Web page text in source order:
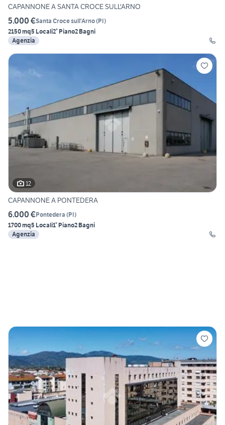
CAPANNONE A SANTA CROCE SULL'ARNO
5.000 €Santa Croce sull'Arno(PI)
2150 mq5 Locali2° Piano2 Bagni
Agenzia
12
CAPANNONE A PONTEDERA
6.000 €Pontedera (PI)
1700 mq5 Locali1° Piano2 Bagni
Agenzia